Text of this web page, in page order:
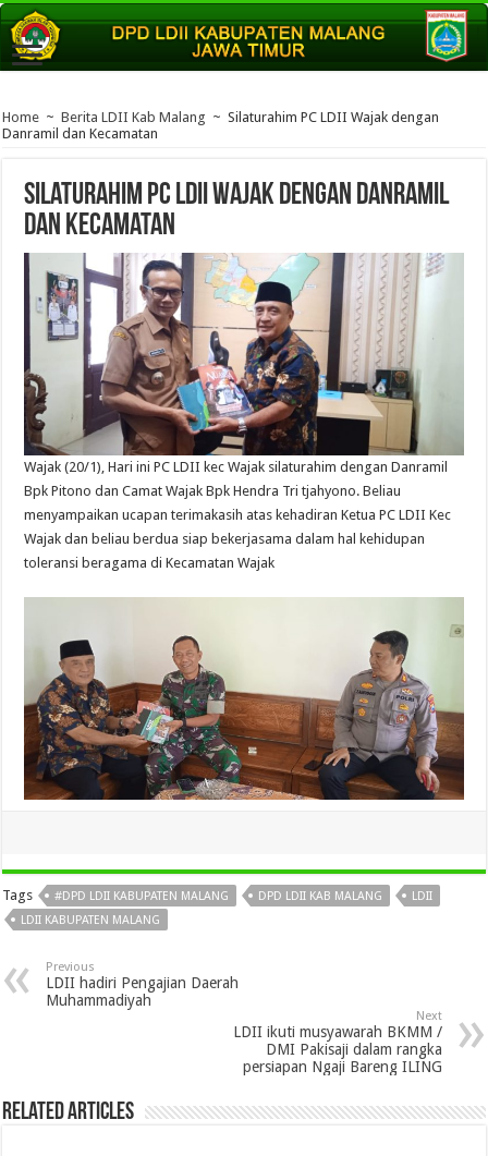
Home ~ Berita LDII Kab Malang ~ Silaturahim PC LDII Wajak dengan
Danramil dan Kecamatan
Silaturahim PC LDII Wajak dengan Danramil
dan Kecamatan
Wajak (20/1), Hari ini PC LDII kec Wajak silaturahim dengan Danramil
Bpk Pitono dan Camat Wajak Bpk Hendra Tri tjahyono. Beliau
menyampaikan ucapan terimakasih atas kehadiran Ketua PC LDII Kec
Wajak dan beliau berdua siap bekerjasama dalam hal kehidupan
toleransi beragama di Kecamatan Wajak
Tags #DPD LDII KABUPATEN MALANG DPD LDII KAB MALANG
LDII
LDII KABUPATEN MALANG
Previous
LDII hadiri Pengajian Daerah
Muhammadiyah
Next
LDII ikuti musyawarah BKMM /
DMI Pakisaji dalam rangka
persiapan Ngaji Bareng ILING
Related Articles